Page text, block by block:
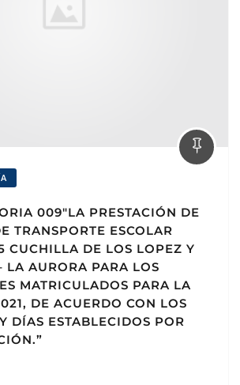
009″LA PRESTACIÓN DE
TRANSPORTE ESCOLAR
CUCHILLA DE LOS LOPEZ Y
LA AURORA PARA LOS
MATRICULADOS PARA LA
DE ACUERDO CON LOS
DÍAS ESTABLECIDOS POR